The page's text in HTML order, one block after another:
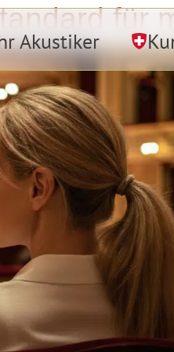
Akustiker
für